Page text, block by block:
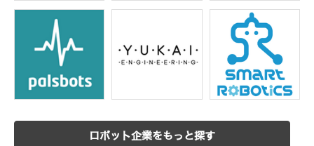
ロボット企業をもっと探す